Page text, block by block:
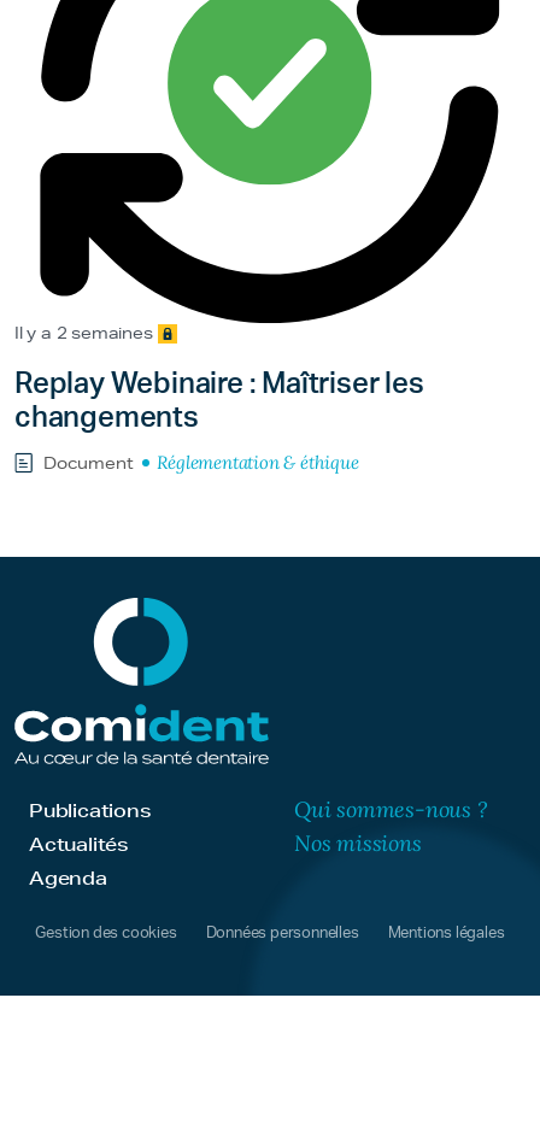
Il y a 2 semaines
Replay Webinaire : Maîtriser les
changements
Document Réglementation & éthique
Publications
Actualités
Agenda
Qui sommes-nous ?
Nos missions
Gestion des cookies Données personnelles Mentions légales